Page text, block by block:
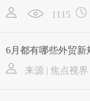
1115
6月都有哪些外贸新
来源 | 焦点视界